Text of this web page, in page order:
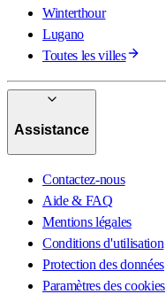
Winterthour
Lugano
Toutes les villes
Assistance
Contactez-nous
Aide & FAQ
Mentions légales
Conditions d'utilisation
Protection des données
Paramètres des cookies